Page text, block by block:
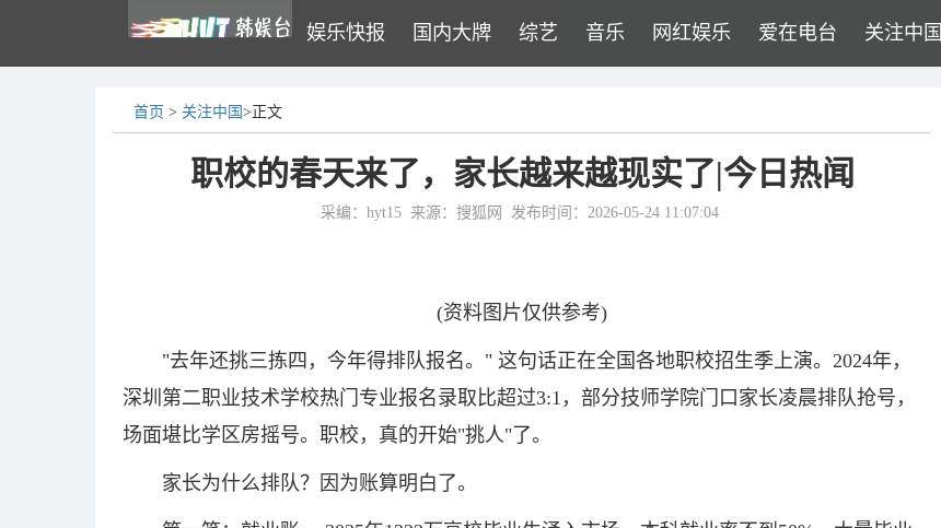
娱乐快报 国内大牌 综艺 音乐 网红娱乐 爱在电台 关注中国
首页 > 关注中国 >正文
职校的春天来了，家长越来越现实了|今日热闻
采编：hyt15 来源：搜狐网 发布时间：2026-05-24 11:07:04
(资料图片仅供参考)
"去年还挑三拣四，今年得排队报名。" 这句话正在全国各地职校招生季上演。2024年，
深圳第二职业技术学校热门专业报名录取比超过3:1，部分技师学院门口家长凌晨排队抢号，
场面堪比学区房摇号。职校，真的开始"挑人"了。
家长为什么排队？因为账算明白了。